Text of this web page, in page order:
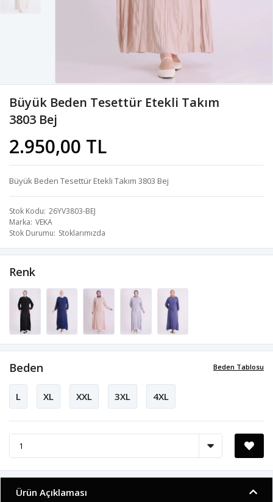
Büyük Beden Tesettür Etekli Takım
3803 Bej
2.950,00 TL
Büyük Beden Tesettür Etekli Takım 3803 Bej
Stok Kodu 26YV3803-BEJ
Marka VEKA
Stok Durumu Stoklarımızda
Renk
Beden Tablosu
Beden
L XL XXL 3XL 4XL
Ürün Açıklaması